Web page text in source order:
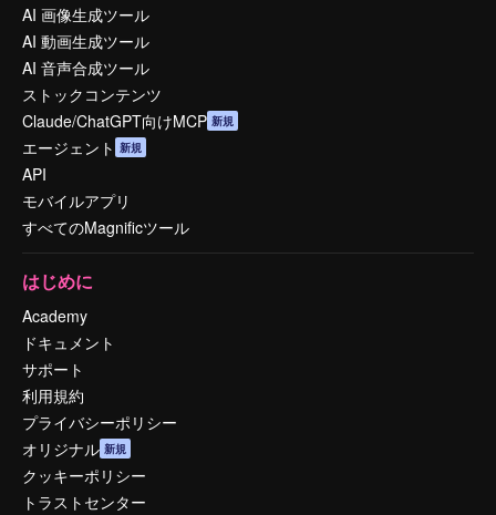
AI 画像生成ツール
AI 動画生成ツール
AI 音声合成ツール
ストックコンテンツ
Claude/ChatGPT向けMCP 新規
エージェント 新規
API
モバイルアプリ
すべてのMagnificツール
はじめに
Academy
ドキュメント
サポート
利用規約
プライバシーポリシー
オリジナル 新規
クッキーポリシー
トラストセンター